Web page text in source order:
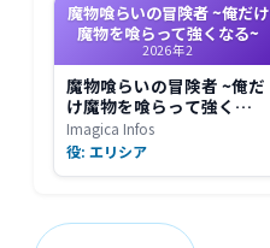
魔物喰らいの冒険者 ~俺だけ
魔物を喰らって強くなる~
2026年2
魔物喰らいの冒険者 ~俺だ
け魔物を喰らって強くな
る~
Imagica Infos
役: エリシア